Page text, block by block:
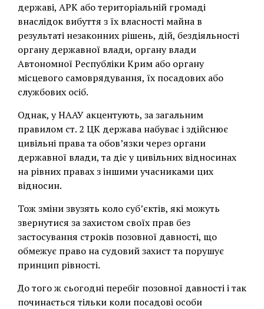
державі, АРК або територіальній громаді
внаслідок вибуття з їх власності майна в
результаті незаконних рішень, дій, бездіяльності
органу державної влади, органу влади
Автономної Республіки Крим або органу
місцевого самоврядування, їх посадових або
службових осіб.
Однак, у НААУ акцентують, за загальним
правилом ст. 2 ЦК держава набуває і здійснює
цивільні права та обов’язки через органи
державної влади, та діє у цивільних відносинах
на рівних правах з іншими учасниками цих
відносин.
Тож зміни звузять коло суб’єктів, які можуть
звернутися за захистом своїх прав без
застосування строків позовної давності, що
обмежує право на судовий захист та порушує
принцип рівності.
До того ж сьогодні перебіг позовної давності і так
починається тільки коли посадові особи